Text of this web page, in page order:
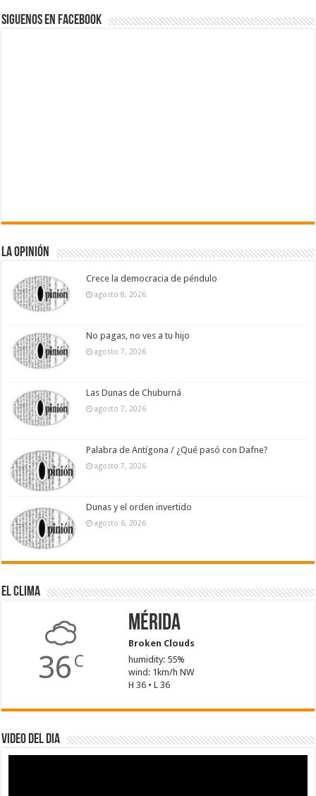
Siguenos en Facebook
La Opinión
Crece la democracia de péndulo
agosto 8, 2026
No pagas, no ves a tu hijo
agosto 7, 2026
Las Dunas de Chuburná
agosto 7, 2026
Palabra de Antígona / ¿Qué pasó con Dafne?
agosto 7, 2026
Dunas y el orden invertido
agosto 6, 2026
El Clima
36 C
Mérida
Broken Clouds
humidity: 55%
wind: 1km/h NW
H 36 • L 36
Video del dia